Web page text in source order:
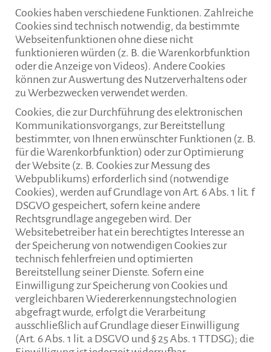
Cookies haben verschiedene Funktionen. Zahlreiche
Cookies sind technisch notwendig, da bestimmte
Webseitenfunktionen ohne diese nicht
funktionieren würden (z. B. die Warenkorbfunktion
oder die Anzeige von Videos). Andere Cookies
können zur Auswertung des Nutzerverhaltens oder
zu Werbezwecken verwendet werden.
Cookies, die zur Durchführung des elektronischen
Kommunikationsvorgangs, zur Bereitstellung
bestimmter, von Ihnen erwünschter Funktionen (z. B.
für die Warenkorbfunktion) oder zur Optimierung
der Website (z. B. Cookies zur Messung des
Webpublikums) erforderlich sind (notwendige
Cookies), werden auf Grundlage von Art. 6 Abs. 1 lit. f
DSGVO gespeichert, sofern keine andere
Rechtsgrundlage angegeben wird. Der
Websitebetreiber hat ein berechtigtes Interesse an
der Speicherung von notwendigen Cookies zur
technisch fehlerfreien und optimierten
Bereitstellung seiner Dienste. Sofern eine
Einwilligung zur Speicherung von Cookies und
vergleichbaren Wiedererkennungstechnologien
abgefragt wurde, erfolgt die Verarbeitung
ausschließlich auf Grundlage dieser Einwilligung
(Art. 6 Abs. 1 lit. a DSGVO und § 25 Abs. 1 TTDSG); die